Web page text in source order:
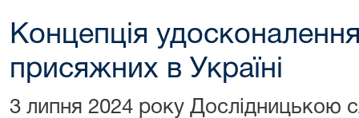
Концепція
присяжних в Україні
3 липня 2024 року Дослідницькою